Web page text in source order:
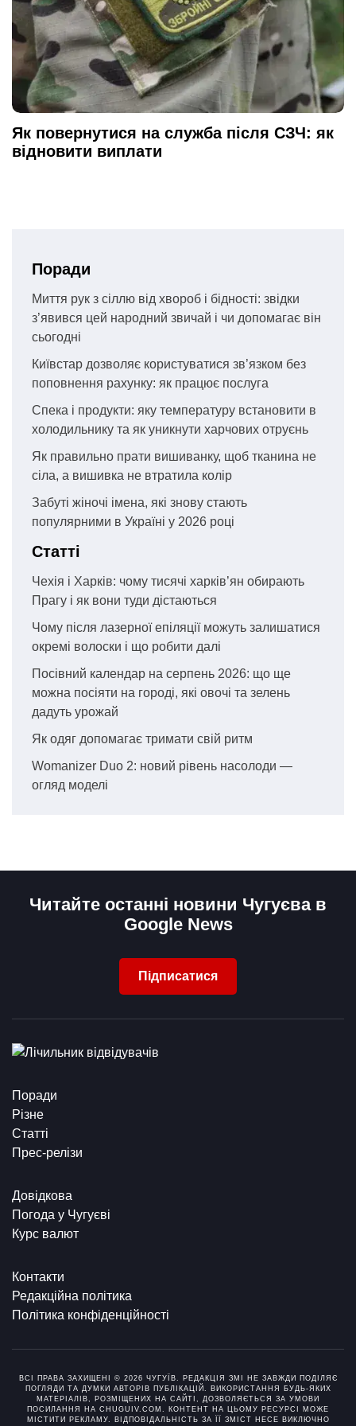
Як повернутися на служба після СЗЧ: як
відновити виплати
Поради
Миття рук з сіллю від хвороб і бідності: звідки
з’явився цей народний звичай і чи допомагає він
сьогодні
Київстар дозволяє користуватися зв’язком без
поповнення рахунку: як працює послуга
Спека і продукти: яку температуру встановити в
холодильнику та як уникнути харчових отруєнь
Як правильно прати вишиванку, щоб тканина не
сіла, а вишивка не втратила колір
Забуті жіночі імена, які знову стають
популярними в Україні у 2026 році
Статті
Чехія і Харків: чому тисячі харків’ян обирають
Прагу і як вони туди дістаються
Чому після лазерної епіляції можуть залишатися
окремі волоски і що робити далі
Посівний календар на серпень 2026: що ще
можна посіяти на городі, які овочі та зелень
дадуть урожай
Як одяг допомагає тримати свій ритм
Womanizer Duo 2: новий рівень насолоди —
огляд моделі
Читайте останні новини Чугуєва в
Google News
Підписатися
Поради
Різне
Статті
Прес-релізи
Довідкова
Погода у Чугуєві
Курс валют
Контакти
Редакційна політика
Політика конфіденційності
ВСІ ПРАВА ЗАХИЩЕНІ © 2026 ЧУГУЇВ. РЕДАКЦІЯ ЗМІ НЕ ЗАВЖДИ ПОДІЛЯЄ
ПОГЛЯДИ ТА ДУМКИ АВТОРІВ ПУБЛІКАЦІЙ. ВИКОРИСТАННЯ БУДЬ-ЯКИХ
МАТЕРІАЛІВ, РОЗМІЩЕНИХ НА САЙТІ, ДОЗВОЛЯЄТЬСЯ ЗА УМОВИ
ПОСИЛАННЯ НА CHUGUIV.COM. КОНТЕНТ НА ЦЬОМУ РЕСУРСІ МОЖЕ
МІСТИТИ РЕКЛАМУ. ВІДПОВІДАЛЬНІСТЬ ЗА ЇЇ ЗМІСТ НЕСЕ ВИКЛЮЧНО